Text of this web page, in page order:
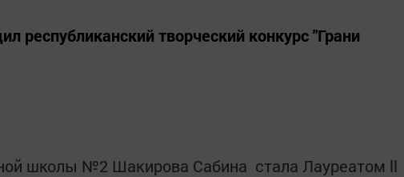
республиканский творческий конкурс "Грани
школы №2 Шакирова Сабина стала Лауреатом ll